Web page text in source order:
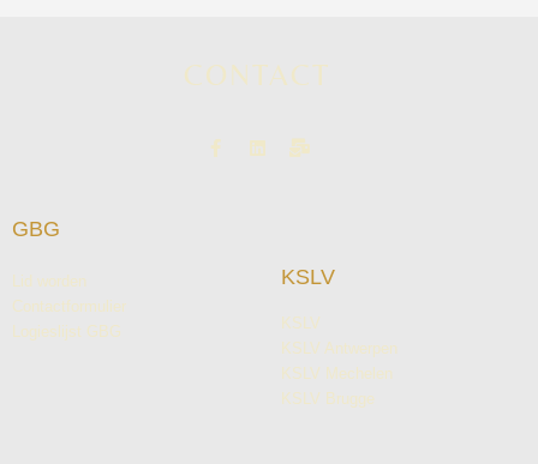
CONTACT
GBG
Lid worden
Contactformulier
Logieslijst GBG
KSLV
KSLV
KSLV Antwerpen
KSLV Mechelen
KSLV Brugge